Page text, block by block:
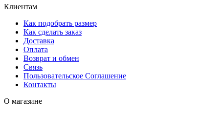
Клиентам
Как подобрать размер
Как сделать заказ
Доставка
Оплата
Возврат и обмен
Связь
Пользовательское Соглашение
Контакты
О магазине